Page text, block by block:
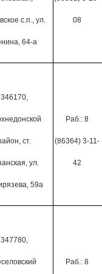
с.п., ул.
64-а
08
346170,
ст.
ул.
59а
Раб.: 8
(86364) 3-11-
42
347780,
Раб.: 8